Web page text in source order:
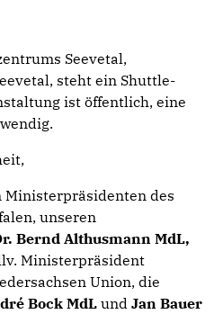
Seevetal,
steht ein Shuttle-
ist öffentlich, eine
Ministerpräsidenten des
unseren
Bernd Althusmann MdL,
Ministerpräsident
Union, die
Bock MdL und Jan Bauer